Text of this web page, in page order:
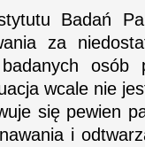
Badań
za
wcale nie
się pewien
i